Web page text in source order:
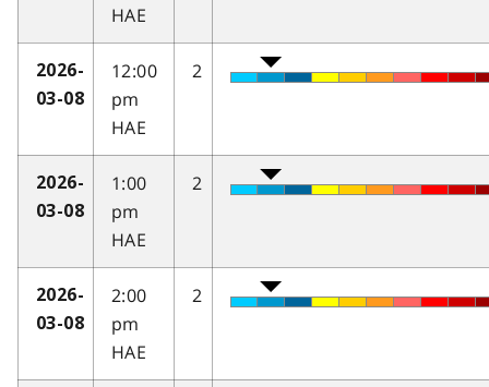
HAE
2026-
03-08
12:00
pm
HAE
2
2026-
03-08
1:00
pm
HAE
2
2026-
03-08
2:00
pm
HAE
2